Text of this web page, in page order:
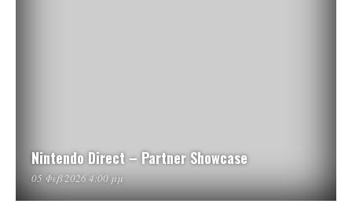
Nintendo Direct – Partner Showcase
05 Φεβ 2026 4:00 μμ